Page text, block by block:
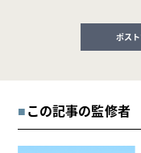
ポス
この記事の監修者